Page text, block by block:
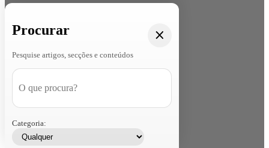
Procurar
Pesquise artigos, secções e conteúdos
Categoria: